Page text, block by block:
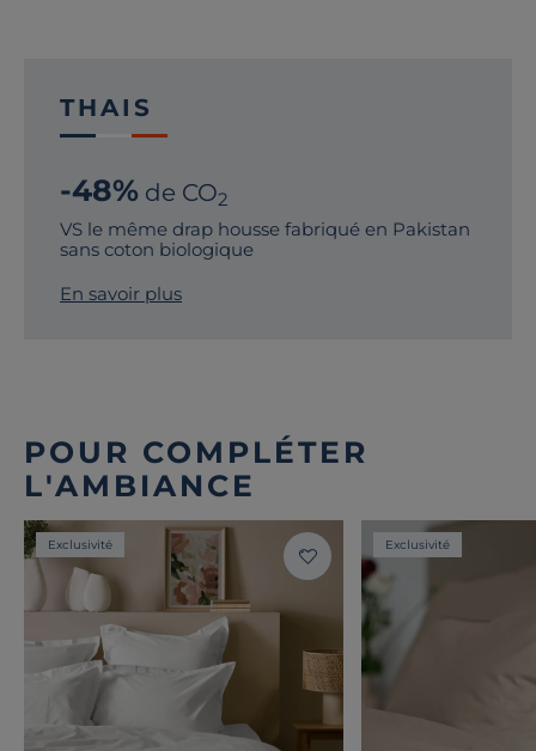
THAIS
-48% de CO2
VS le même drap housse fabriqué en Pakistan
sans coton biologique
En savoir plus
POUR COMPLÉTER
L'AMBIANCE
Exclusivité Exclusivité